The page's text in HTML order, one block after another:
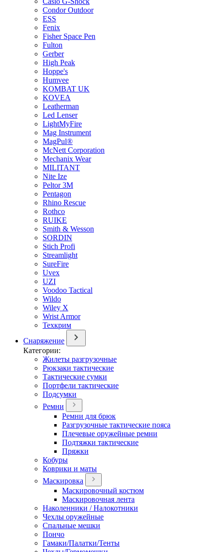
Condor Outdoor
ESS
Fenix
Fisher Space Pen
Fulton
Gerber
High Peak
Hoppe's
Humvee
KOMBAT UK
KOVEA
Leatherman
Led Lenser
LightMyFire
Mag Instrument
MagPul®
McNett Corporation
Mechanix Wear
MILITANT
Nite Ize
Peltor 3M
Pentagon
Rhino Rescue
Rothco
RUIKE
Smith & Wesson
SORDIN
Stich Profi
Streamlight
SureFire
Uvex
UZI
Voodoo Tactical
Wildo
Wiley X
Wrist Armor
Техкрим
Снаряжение
Категории:
Жилеты разгрузочные
Рюкзаки тактические
Тактические сумки
Портфели тактические
Подсумки
Ремни
Ремни для брюк
Разгрузочные тактические пояса
Плечевые оружейные ремни
Подтяжки тактические
Пряжки
Кобуры
Коврики и маты
Маскировка
Маскировочный костюм
Маскировочная лента
Наколенники / Налокотники
Чехлы оружейные
Спальные мешки
Пончо
Гамаки/Палатки/Тенты